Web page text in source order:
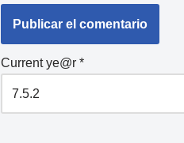
Current ye@r *